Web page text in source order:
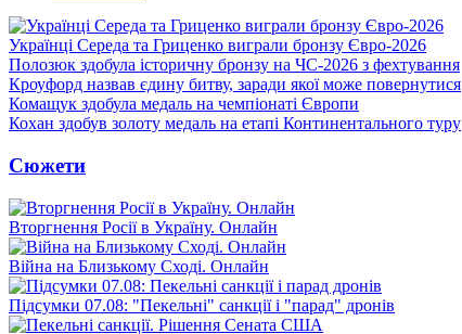
Українці Середа та Гриценко виграли бронзу Євро-2026
Полозюк здобула історичну бронзу на ЧС-2026 з фехтування
Кроуфорд назвав єдину битву, заради якої може повернутися
Комащук здобула медаль на чемпіонаті Європи
Кохан здобув золоту медаль на етапі Континентального туру
Сюжети
Вторгнення Росії в Україну. Онлайн
Війна на Близькому Сході. Онлайн
Підсумки 07.08: "Пекельні" санкції і "парад" дронів